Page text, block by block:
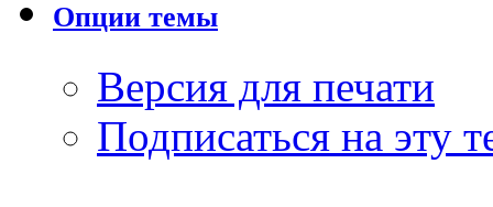
Опции темы
Версия для печати
Подписаться на эту